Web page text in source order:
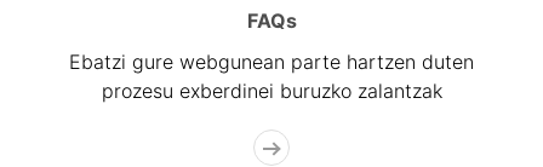
FAQs
Ebatzi gure webgunean parte hartzen duten
prozesu exberdinei buruzko zalantzak